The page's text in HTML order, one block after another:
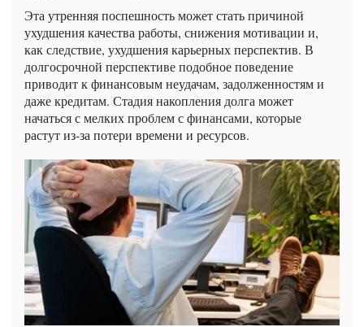
Эта утренняя поспешность может стать причиной
ухудшения качества работы, снижения мотивации и,
как следствие, ухудшения карьерных перспектив. В
долгосрочной перспективе подобное поведение
приводит к финансовым неудачам, задолженностям и
даже кредитам. Стадия накопления долга может
начаться с мелких проблем с финансами, которые
растут из-за потери времени и ресурсов.